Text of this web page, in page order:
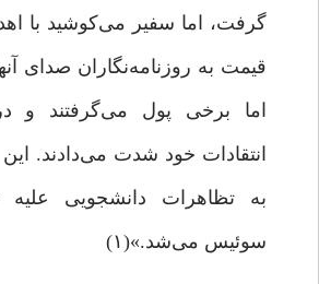
گرفت، اما سفیر می‌کوشید با
قیمت به روزنامه‌نگاران صدای
اما برخی پول می‌گرفتند و
انتقادات خود شدت می‌دادند.
به تظاهرات دانشجویی
سوئیس می‌شد.»(۱)